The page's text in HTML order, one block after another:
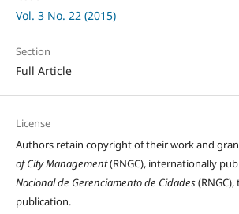
Vol. 3 No. 22 (2015)
Section
Full Article
License
Authors retain copyright of their work and
of City Management(RNGC), internationally
Nacional de Gerenciamento de Cidades
publication.